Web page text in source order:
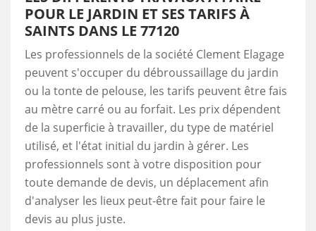
POUR LE JARDIN ET SES TARIFS À
SAINTS DANS LE 77120
Les professionnels de la société Clement Elagage
peuvent s'occuper du débroussaillage du jardin
ou la tonte de pelouse, les tarifs peuvent être fais
au mètre carré ou au forfait. Les prix dépendent
de la superficie à travailler, du type de matériel
utilisé, et l'état initial du jardin à gérer. Les
professionnels sont à votre disposition pour
toute demande de devis, un déplacement afin
d'analyser les lieux peut-être fait pour faire le
devis au plus juste.